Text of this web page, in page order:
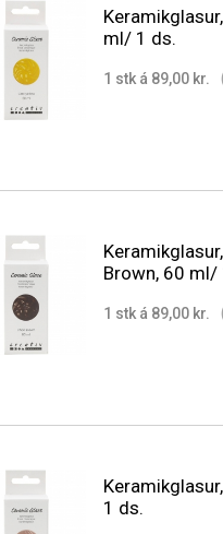
ml/ 1 ds.
1 stk á 89,00 kr.
Brown, 60 ml/
1 stk á 89,00 kr.
1 ds.